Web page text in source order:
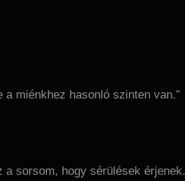
miénkhez hasonló szinten van.”
a sorsom, hogy sérülések